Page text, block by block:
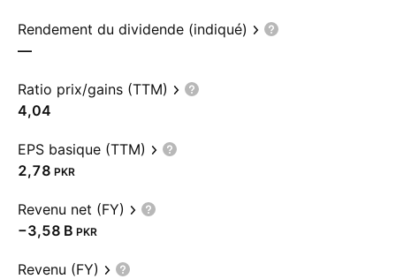
Rendement du dividende (indiqué)
—
Ratio prix/gains (TTM)
4,04
EPS basique (TTM)
2,78 PKR
Revenu net (FY)
‪−3,58 B‬ PKR
Revenu (FY)